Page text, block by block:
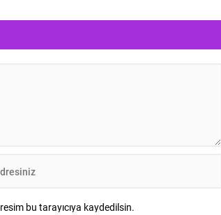
hem başrolünü üstlendi hem de
geçti.
bu tarayıcıya kaydedilsin.